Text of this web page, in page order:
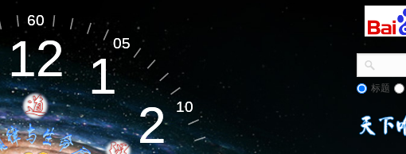
标题
生命起源​
05
10
60
1
2
12 05
10
60
1
2
12
宇宙演化​